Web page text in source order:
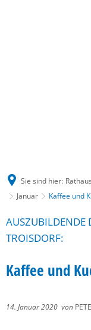
Sie sind hier:
Januar
Kaffee und
AUSZUBILDENDE
TROISDORF:
Kaffee und
14. Januar 2020 von